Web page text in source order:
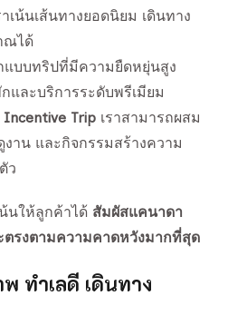
าเน้นเส้นทางยอดนิยม เดินทาง
ณได้
แบบทริปที่มีความยืดหยุ่นสูง
และบริการระดับพรีเมียม
Trip เราสามารถผสม
งาน และกิจกรรมสร้างความ
ว
นให้ลูกค้าได้ สัมผัสแคนาดา
ตรงตามความคาดหวังมากที่สุด
ทำเลดี เดินทาง